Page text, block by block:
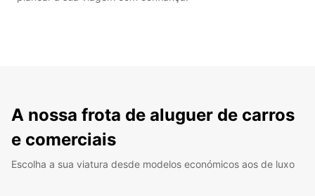
A nossa frota de aluguer de carros
e comerciais
Escolha a sua viatura desde modelos económicos aos de luxo